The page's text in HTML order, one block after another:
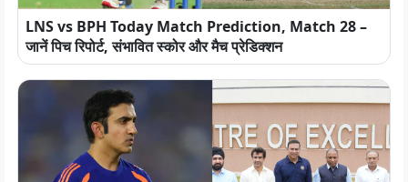
LNS vs BPH Today Match Prediction, Match 28 –
जानें पिच रिपोर्ट, संभावित स्कोर और मैच प्रेडिक्शन